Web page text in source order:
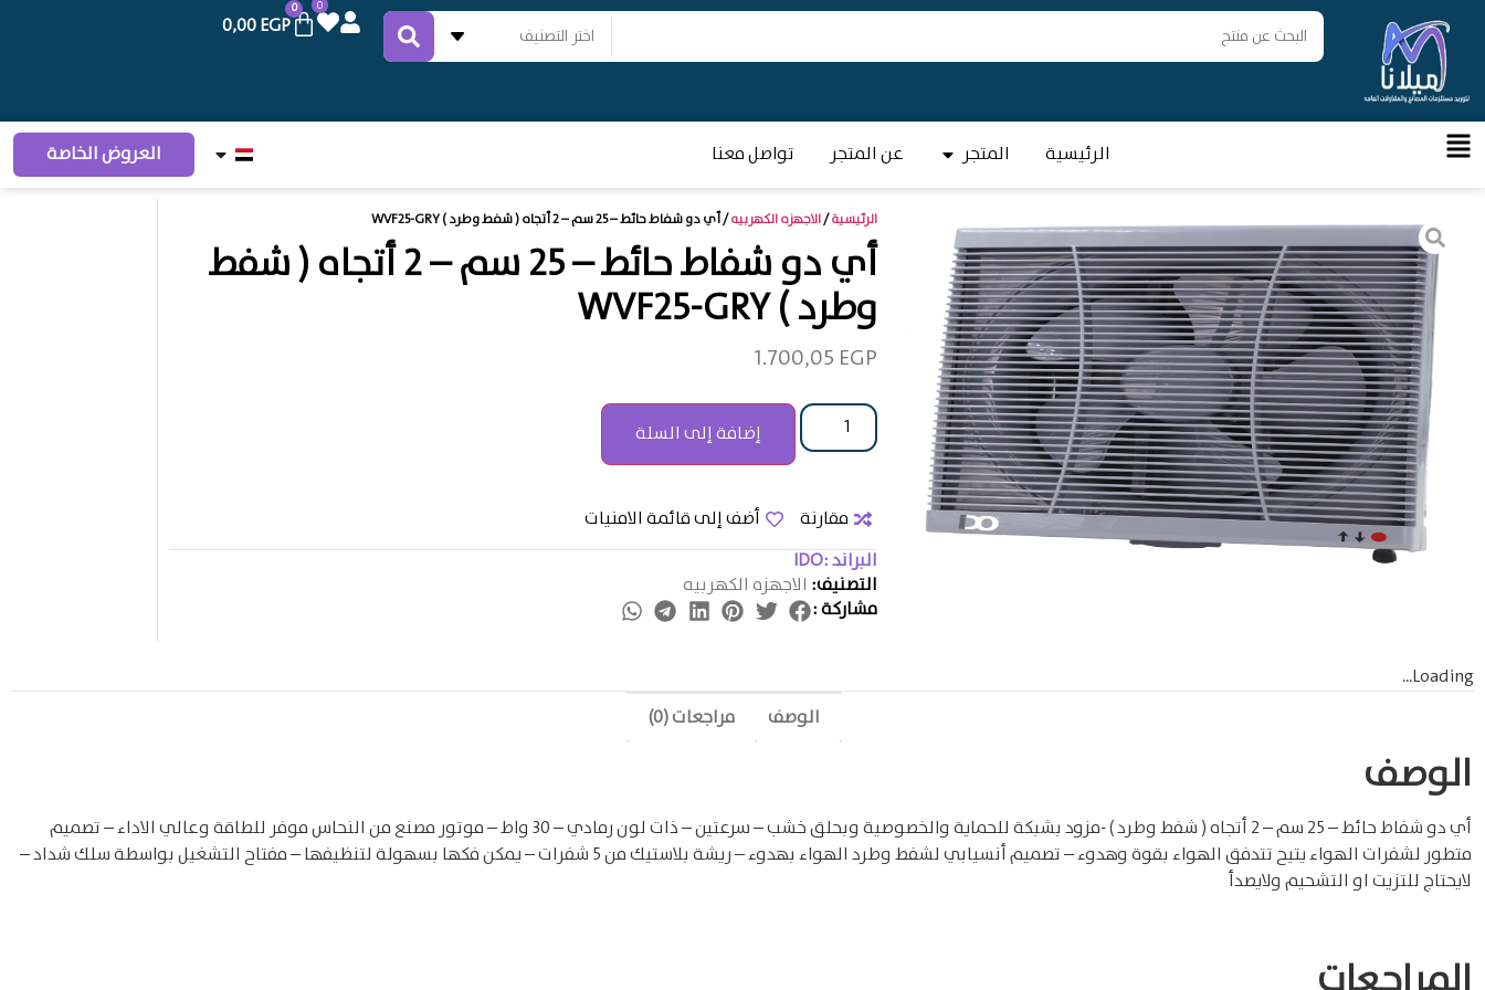
0
0,00EGP
0
الرئيسية المتجر عن المتجر تواصل معنا العروض الخاصة
الرئيسية/الاجهزه الكهربيه/ أي دو شفاط حائط – 25 سم – 2 أتجاه ( شفط وطرد ) WVF25-GRY
أي دو شفاط حائط – 25 سم – 2 أتجاه ( شفط
وطرد ) WVF25-GRY
1.700,05 EGP
إضافة إلى السلة
مقارنة
أضف إلى قائمة الامنيات
البراند :IDO
التصنيف: الاجهزه الكهربيه
مشاركة :
Loading...
الوصف
مراجعات (0)
الوصف
أي دو شفاط حائط – 25 سم – 2 أتجاه ( شفط وطرد ) -مزود بشبكة للحماية والخصوصية وبحلق خشب – سرعتين – ذات لون رمادي – 30 واط – موتور مصنع من النحاس موفر للطاقة وعالي الاداء – تصميم
متطور لشفرات الهواء يتيح تتدفق الهواء بقوة وهدوء – تصميم أنسيابي لشفط وطرد الهواء بهدوء – ريشة بلاستيك من 5 شفرات – يمكن فكها بسهولة لتنظيفها – مفتاح التشغيل بواسطة سلك شداد –
لايحتاج للتزيت او التشحيم ولايصدأ